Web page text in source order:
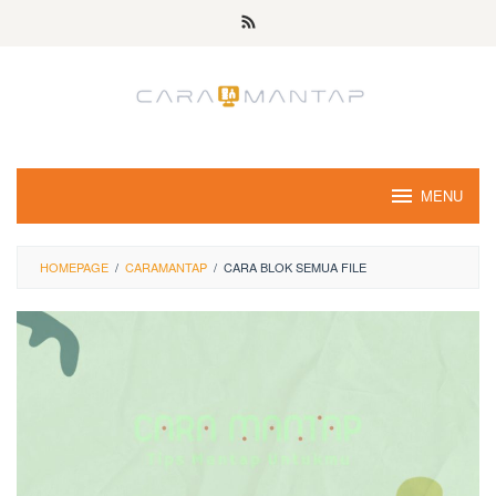
MENU
HOMEPAGE / CARAMANTAP / CARA BLOK SEMUA FILE